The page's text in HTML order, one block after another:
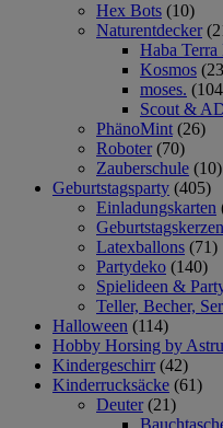
Hex Bots (10)
Naturentdecker
Haba
Kosmos
moses.
Scout &
PhänoMint (26)
Roboter (70)
Zauberschule (10)
Geburtstagsparty (405)
Einladungskarten
Latexballons (71)
Partydeko (140)
Spielideen &
Teller, Becher,
Halloween (114)
Hobby Horsing by
Kindergeschirr (42)
Kinderrucksäcke (61)
Deuter (21)